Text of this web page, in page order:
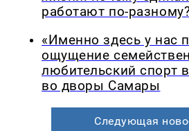
работают по-
«Именно здесь у нас
ощущение
любительский спорт
во дворы Самары
Следующая